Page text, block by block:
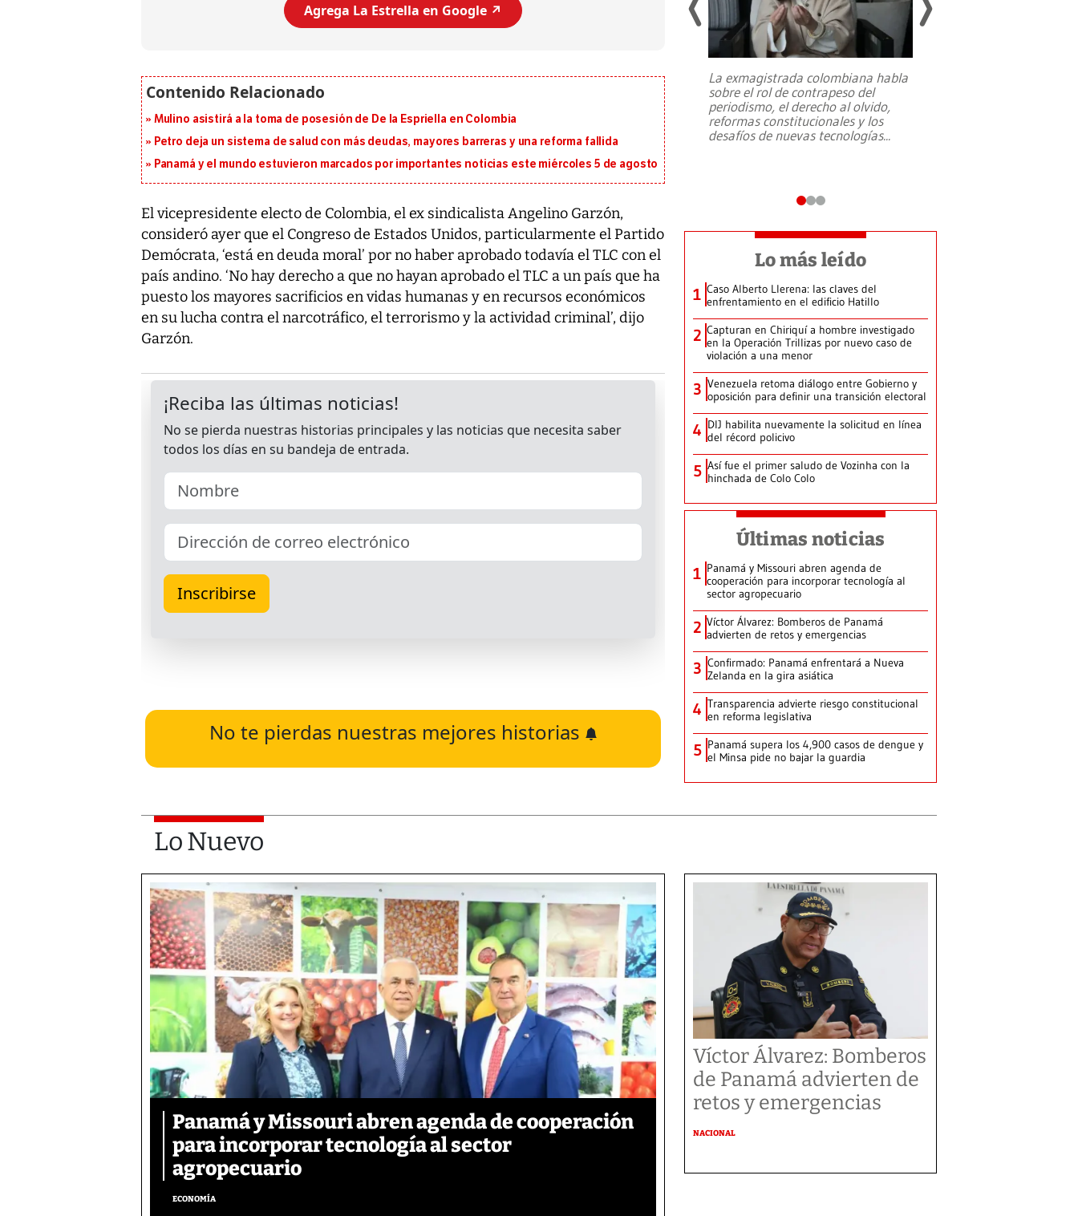
Agrega La Estrella en Google ↗️
Mulino asistirá a la toma de posesión de De la Espriella en Colombia
Petro deja un sistema de salud con más deudas, mayores barreras y una reforma fallida
Panamá y el mundo estuvieron marcados por importantes noticias este miércoles 5 de agosto
El vicepresidente electo de Colombia, el ex sindicalista Angelino Garzón,
consideró ayer que el Congreso de Estados Unidos, particularmente el Partido
Demócrata, ‘está en deuda moral’ por no haber aprobado todavía el TLC con el
país andino. ‘No hay derecho a que no hayan aprobado el TLC a un país que ha
puesto los mayores sacrificios en vidas humanas y en recursos económicos
en su lucha contra el narcotráfico, el terrorismo y la actividad criminal’, dijo
Garzón.
No te pierdas nuestras mejores historias
al sur de Japón, provocando una
La exmagistrada colombiana habla
sobre el rol de contrapeso del
periodismo, el derecho al olvido,
reformas constitucionales y los
desafíos de nuevas tecnologías...
Lo más leído
1 Caso Alberto Llerena: las claves del
enfrentamiento en el edificio Hatillo
2 Capturan en Chiriquí a hombre investigado
en la Operación Trillizas por nuevo caso de
violación a una menor
3 Venezuela retoma diálogo entre Gobierno y
oposición para definir una transición electoral
4 DIJ habilita nuevamente la solicitud en línea
del récord policivo
5 Así fue el primer saludo de Vozinha con la
hinchada de Colo Colo
Últimas noticias
1 Panamá y Missouri abren agenda de
cooperación para incorporar tecnología al
sector agropecuario
2 Víctor Álvarez: Bomberos de Panamá
advierten de retos y emergencias
3 Confirmado: Panamá enfrentará a Nueva
Zelanda en la gira asiática
4 Transparencia advierte riesgo constitucional
en reforma legislativa
5 Panamá supera los 4,900 casos de dengue y
el Minsa pide no bajar la guardia
Lo Nuevo
Panamá y Missouri abren agenda de cooperación
para incorporar tecnología al sector
agropecuario
ECONOMÍA
Víctor Álvarez: Bomberos
de Panamá advierten de
retos y emergencias
NACIONAL